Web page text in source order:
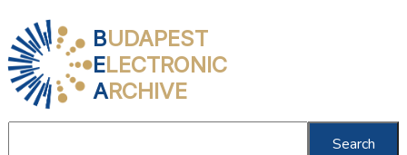
BUDAPEST
ELECTRONIC
ARCHIVE
Search